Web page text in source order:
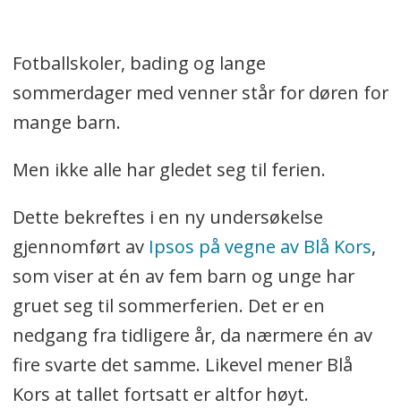
Fotballskoler, bading og lange
sommerdager med venner står for døren for
mange barn.
Men ikke alle har gledet seg til ferien.
Dette bekreftes i en ny undersøkelse
gjennomført avIpsos på vegne av Blå Kors,
som viser at én av fem barn og unge har
gruet seg til sommerferien. Det er en
nedgang fra tidligere år, da nærmere én av
fire svarte det samme. Likevel mener Blå
Kors at tallet fortsatt er altfor høyt.